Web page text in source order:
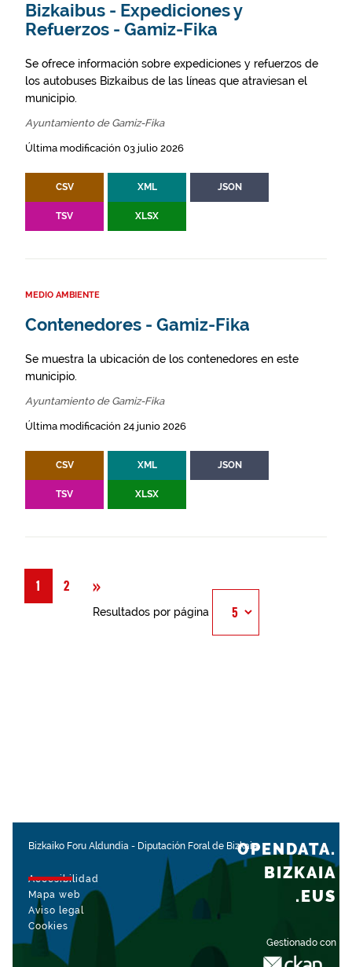
Bizkaibus - Expediciones y
Refuerzos - Gamiz-Fika
Se ofrece información sobre expediciones y refuerzos de
los autobuses Bizkaibus de las líneas que atraviesan el
municipio.
Ayuntamiento de Gamiz-Fika
Última modificación 03 julio 2026
CSV XML JSON
TSV XLSX
MEDIO AMBIENTE
Contenedores - Gamiz-Fika
Se muestra la ubicación de los contenedores en este
municipio.
Ayuntamiento de Gamiz-Fika
Última modificación 24 junio 2026
CSV XML JSON
TSV XLSX
1 2 »
Resultados por página
Bizkaiko Foru Aldundia - Diputación Foral de Bizkaia
Accesibilidad
Mapa web
Aviso legal
Cookies
Gestionado con
OPENDATA.
BIZKAIA
.EUS